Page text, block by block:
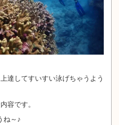
達してすいすい泳げちゃうよう
容です。
ね～♪